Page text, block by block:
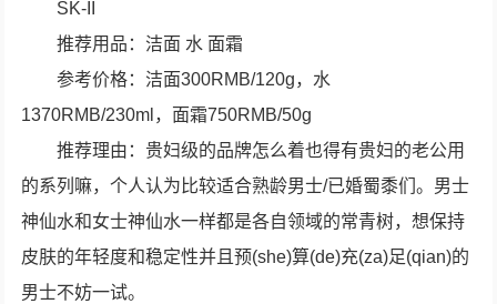
SK-II
推荐用品：洁面 水 面霜
参考价格：洁面300RMB/120g，水
1370RMB/230ml，面霜750RMB/50g
推荐理由：贵妇级的品牌怎么着也得有贵妇的老公用
的系列嘛，个人认为比较适合熟龄男士/已婚蜀黍们。男士
神仙水和女士神仙水一样都是各自领域的常青树，想保持
皮肤的年轻度和稳定性并且预(she)算(de)充(za)足(qian)的
男士不妨一试。